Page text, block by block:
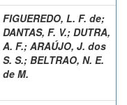
FIGUEREDO, L. F. de;
DANTAS, F. V.; DUTRA,
A. F.; ARAÚJO, J. dos
S. S.; BELTRAO, N. E.
de M.